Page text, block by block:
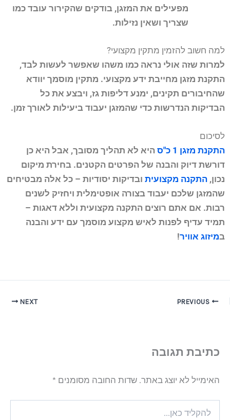
מפעילים את המזגן, בודקים שהקירור עובד כמו
שצריך ושאין נזילות.
למה חשוב להזמין מתקין מקצועי?
למרות שזה אולי נראה כמו משהו שאפשר לעשות לבד,
התקנת מזגן מחייבת ידע מקצועי. מתקין מוסמך יוודא
שהחיבורים תקינים, ימנע דליפות גז, ויבצע את כל
הבדיקות הנדרשות כדי שהמזגן יעבוד ביעילות לאורך זמן.
לסיכום
התקנת מזגן 1 כ"ס
היא לא תהליך מסובך, אבל היא כן
דורשת דיוק והבנה של הפרטים הקטנים. בחירת מיקום
נכון, התקנה מקצועית ובדיקות יסודיות – כל אלה מבטיחים
שהמזגן שלכם יעבוד בצורה אופטימלית ויחזיק לשנים
רבות. אם אתם רוצים התקנה מקצועית וללא דאגות –
תמיד עדיף לפנות לאיש מקצוע מוסמך עם ידע והבנה
במיזוג אוויר!
NEXT
כתיבת תגובה
האימייל לא יוצג באתר. שדות החובה מסומנים *
כאן...